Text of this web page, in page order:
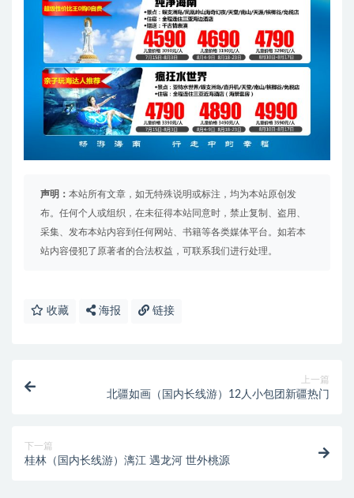
声明： 本站所有文章，如无特殊说明或标注，均为本站原创发
布。任何个人或组织，在未征得本站同意时，禁止复制、盗用、
采集、发布本站内容到任何网站、书籍等各类媒体平台。如若本
站内容侵犯了原著者的合法权益，可联系我们进行处理。
收藏 海报 链接
上一篇
北疆如画（国内长线游）12人小包团新疆热门
下一篇
桂林（国内长线游）漓江 遇龙河 世外桃源